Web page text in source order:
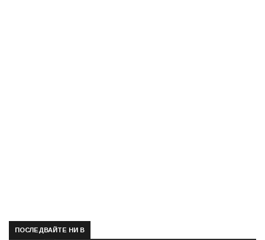
ПОСЛЕДВАЙТЕ НИ В